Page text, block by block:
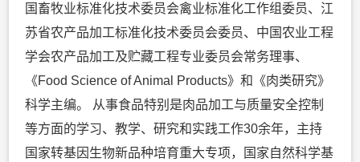
国畜牧业标准化技术委员会禽业标准化工作组委员、江
苏省农产品加工标准化技术委员会委员、中国农业工程
学会农产品加工及贮藏工程专业委员会常务理事、
《Food Science of Animal Products》和《肉类研究》
科学主编。 从事食品特别是肉品加工与质量安全控制
等方面的学习、教学、研究和实践工作30余年，主持
国家转基因生物新品种培育重大专项，国家自然科学基